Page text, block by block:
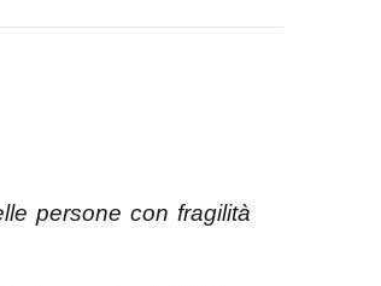
persone con fragilità